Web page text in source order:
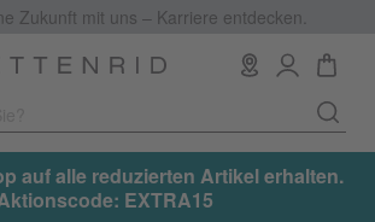
Zukunft mit uns – Karriere entdecken.
auf alle reduzierten Artikel erhalten.
EXTRA15